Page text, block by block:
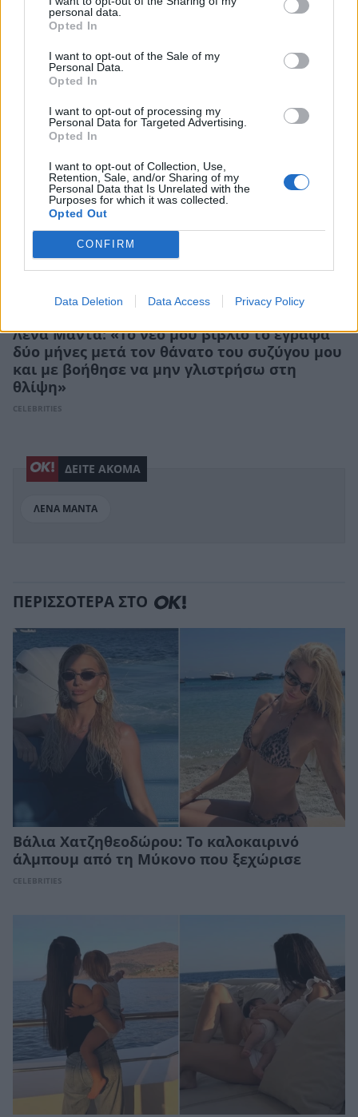
personal data.
Opted In
I want to opt-out of the Sale of my
Personal Data.
Opted In
I want to opt-out of processing my
Personal Data for Targeted Advertising.
Opted In
I want to opt-out of Collection, Use,
Retention, Sale, and/or Sharing of my
Personal Data that Is Unrelated with the
Purposes for which it was collected.
Opted Out
CONFIRM
Data Deletion Data Access Privacy Policy
Σταματίνα Τσιμτσιλή – Κατερίνα
Διδασκάλου: Έκλεψαν τις εντυπώσεις στην
Μαντά
CELEBRITIES
Λένα Μαντά: «Το νέο μου βιβλίο το έγραψα
δύο μήνες μετά τον θάνατο του συζύγου μου
και με βοήθησε να μην γλιστρήσω στη
θλίψη»
CELEBRITIES
ΔΕΙΤΕ ΑΚΟΜΑ
ΛΕΝΑ ΜΑΝΤΑ
ΠΕΡΙΣΣΟΤΕΡΑ ΣΤΟ
Βάλια Χατζηθεοδώρου: Το καλοκαιρινό
άλμπουμ από τη Μύκονο που ξεχώρισε
CELEBRITIES